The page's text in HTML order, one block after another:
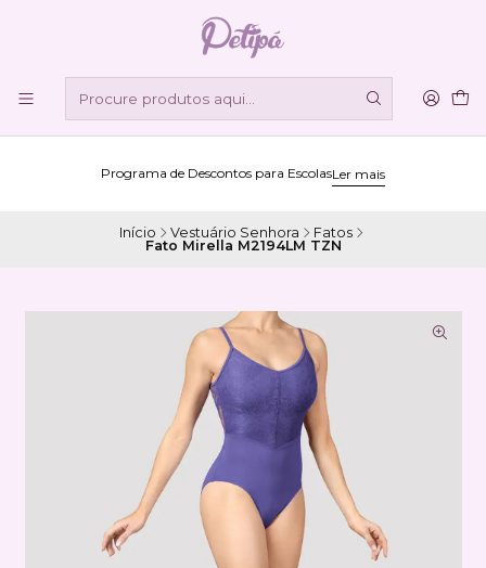
Programa de Descontos para EscolasLer mais
Início Vestuário Senhora
Fatos
Fato Mirella M2194LM TZN